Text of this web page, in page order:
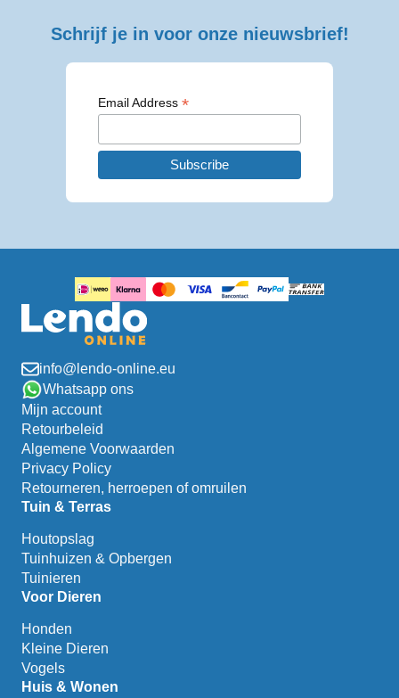
Schrijf je in voor onze nieuwsbrief!
Email Address *
info@lendo-online.eu
Whatsapp ons
Mijn account
Retourbeleid
Algemene Voorwaarden
Privacy Policy
Retourneren, herroepen of omruilen
Tuin & Terras
Houtopslag
Tuinhuizen & Opbergen
Tuinieren
Voor Dieren
Honden
Kleine Dieren
Vogels
Huis & Wonen